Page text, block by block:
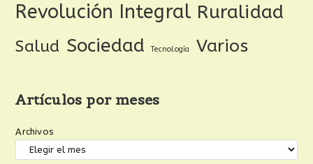
Revolución Integral Ruralidad
Salud Sociedad Tecnología Varios
Artículos por meses
Archivos